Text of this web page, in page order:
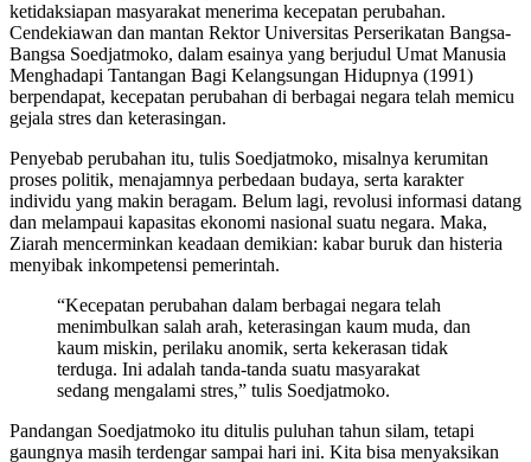
ketidaksiapan masyarakat menerima kecepatan perubahan.
Cendekiawan dan mantan Rektor Universitas Perserikatan Bangsa-
Bangsa Soedjatmoko, dalam esainya yang berjudul Umat Manusia
Menghadapi Tantangan Bagi Kelangsungan Hidupnya (1991)
berpendapat, kecepatan perubahan di berbagai negara telah memicu
gejala stres dan keterasingan.
Penyebab perubahan itu, tulis Soedjatmoko, misalnya kerumitan
proses politik, menajamnya perbedaan budaya, serta karakter
individu yang makin beragam. Belum lagi, revolusi informasi datang
dan melampaui kapasitas ekonomi nasional suatu negara. Maka,
Ziarah mencerminkan keadaan demikian: kabar buruk dan histeria
menyibak inkompetensi pemerintah.
“Kecepatan perubahan dalam berbagai negara telah
menimbulkan salah arah, keterasingan kaum muda, dan
kaum miskin, perilaku anomik, serta kekerasan tidak
terduga. Ini adalah tanda-tanda suatu masyarakat
sedang mengalami stres,” tulis Soedjatmoko.
Pandangan Soedjatmoko itu ditulis puluhan tahun silam, tetapi
gaungnya masih terdengar sampai hari ini. Kita bisa menyaksikan